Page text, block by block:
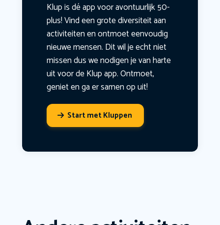
Klup is dé app voor avontuurlijk 50-
plus! Vind een grote diversiteit aan
activiteiten en ontmoet eenvoudig
nieuwe mensen. Dit wil je echt niet
missen dus we nodigen je van harte
uit voor de Klup app. Ontmoet,
geniet en ga er samen op uit!
Start met Kluppen